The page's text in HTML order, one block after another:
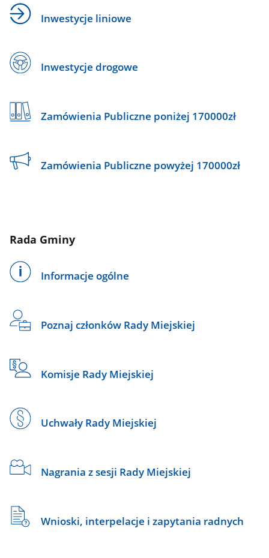
Inwestycje liniowe
Inwestycje drogowe
Zamówienia Publiczne poniżej 170000zł
Zamówienia Publiczne powyżej 170000zł
Rada Gminy
Informacje ogólne
Poznaj członków Rady Miejskiej
Komisje Rady Miejskiej
Uchwały Rady Miejskiej
Nagrania z sesji Rady Miejskiej
Wnioski, interpelacje i zapytania radnych